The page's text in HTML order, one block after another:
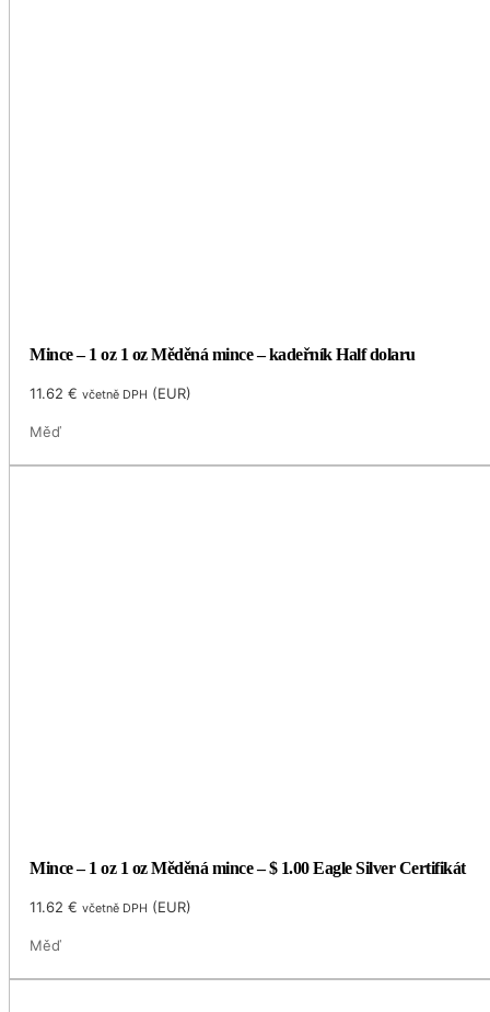
Mince – 1 oz 1 oz Měděná mince – kadeřník Half dolaru
11.62€ včetně DPH (EUR)
Měď
Mince – 1 oz 1 oz Měděná mince – $ 1.00 Eagle Silver Certifikát
11.62€ včetně DPH (EUR)
Měď